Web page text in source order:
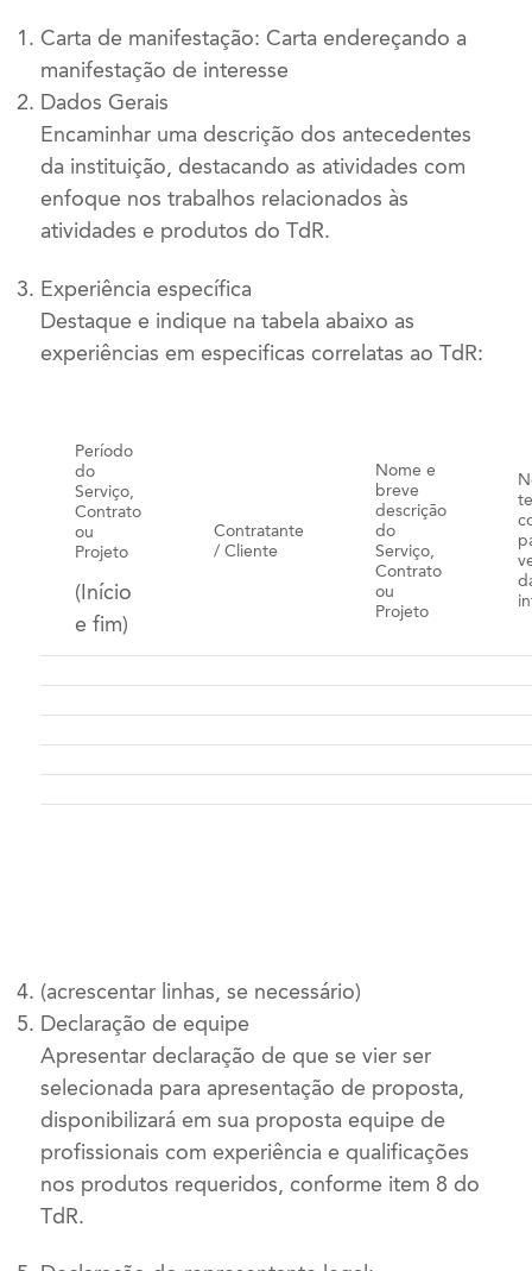
Carta de manifestação: Carta endereçando a
manifestação de interesse
Dados Gerais
Encaminhar uma descrição dos antecedentes
da instituição, destacando as atividades com
enfoque nos trabalhos relacionados às
atividades e produtos do TdR.
Experiência específica
Destaque e indique na tabela abaixo as
experiências em especificas correlatas ao TdR:
Período
do
Serviço,
Contrato
ou
Projeto
(Início
e fim)
Contratante
/ Cliente
Nome e
breve
descrição
do
Serviço,
Contrato
ou
Projeto
(acrescentar linhas, se necessário)
Declaração de equipe
Apresentar declaração de que se vier ser
selecionada para apresentação de proposta,
disponibilizará em sua proposta equipe de
profissionais com experiência e qualificações
nos produtos requeridos, conforme item 8 do
TdR.